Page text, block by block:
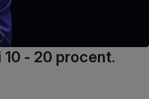
10 - 20 procent.